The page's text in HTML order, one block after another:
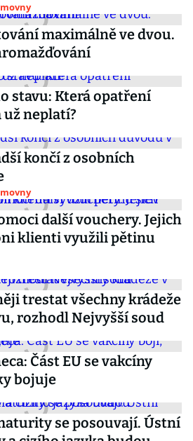
maximálně ve dvou.
stavu: Která opatření
neplatí?
končí z osobních
další vouchery. Jejich
klienti využili pětinu
trestat všechny krádeže
rozhodl Nejvyšší soud
Část EU se vakcíny
bojuje
se posouvají. Ústní